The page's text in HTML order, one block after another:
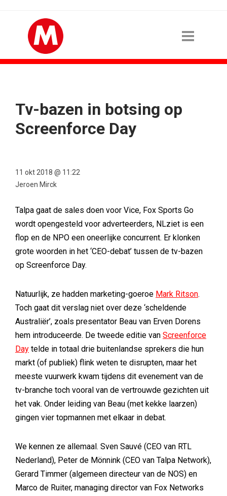
Tv-bazen in botsing op
Screenforce Day
11 okt 2018 @ 11:22
Jeroen Mirck
Talpa gaat de sales doen voor Vice, Fox Sports Go
wordt opengesteld voor adverteerders, NLziet is een
flop en de NPO een oneerlijke concurrent. Er klonken
grote woorden in het ‘CEO-debat’ tussen de tv-bazen
op Screenforce Day.
Natuurlijk, ze hadden marketing-goeroe Mark Ritson.
Toch gaat dit verslag niet over deze ‘scheldende
Australiër’, zoals presentator Beau van Erven Dorens
hem introduceerde. De tweede editie van Screenforce
Day telde in totaal drie buitenlandse sprekers die hun
markt (of publiek) flink weten te disrupten, maar het
meeste vuurwerk kwam tijdens dit evenement van de
tv-branche toch vooral van de vertrouwde gezichten uit
het vak. Onder leiding van Beau (met kekke laarzen)
gingen vier topmannen met elkaar in debat.
We kennen ze allemaal. Sven Sauvé (CEO van RTL
Nederland), Peter de Mönnink (CEO van Talpa Network),
Gerard Timmer (algemeen directeur van de NOS) en
Marco de Ruiter, managing director van Fox Networks